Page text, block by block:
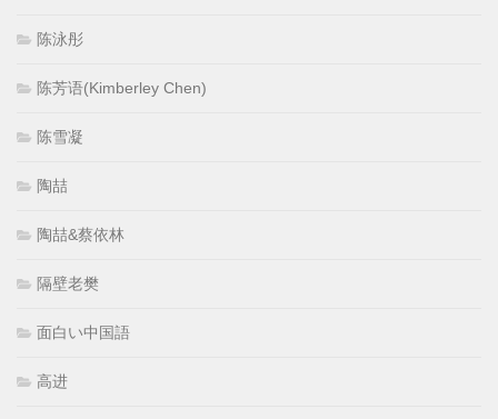
陈泳彤
陈芳语(Kimberley Chen)
陈雪凝
陶喆
陶喆&蔡依林
隔壁老樊
面白い中国語
高进